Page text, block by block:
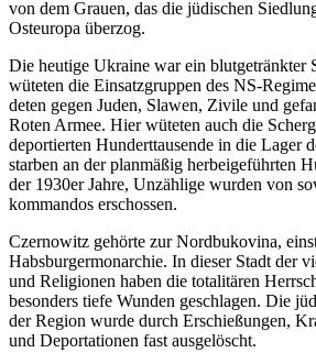
von dem Grauen, das die jüdischen
Osteuropa überzog.
Die heutige Ukraine war ein blutge­tränkter
wüteten die Einsatz­gruppen des NS-
deten gegen Juden, Slawen, Zivile und
Roten Armee. Hier wüteten auch die
depor­tierten Hundert­tau­sende in die Lager
starben an der planmäßig herbei­ge­führten
der 1930er Jahre, Unzählige wurden von
kom­mandos erschossen.
Czernowitz gehörte zur Nordbu­kovina,
Habsbur­ger­mon­archie. In dieser Stadt der
und Religionen haben die totali­tären
besonders tiefe Wunden geschlagen. Die
der Region wurde durch Erschie­ßungen,
und Depor­ta­tionen fast ausgelöscht.